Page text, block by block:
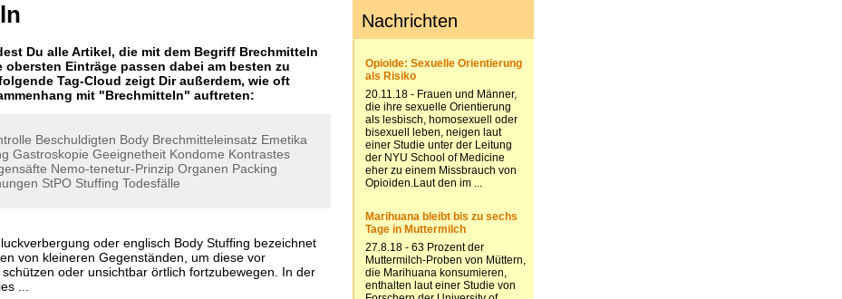
Du alle Artikel, die mit dem Begriff Brechmitteln
obersten Einträge passen dabei am besten zu
Tag-Cloud zeigt Dir außerdem, wie oft
mit "Brechmitteln" auftreten:
Beschuldigten Body Brechmitteleinsatz Emetika
Gastroskopie Geeignetheit Kondome Kontrastes
Nemo-tenetur-Prinzip Organen Packing
StPO Stuffing Todesfälle
oder englisch Body Stuffing bezeichnet
von kleineren Gegenständen, um diese vor
oder unsichtbar örtlich fortzubewegen. In der
...